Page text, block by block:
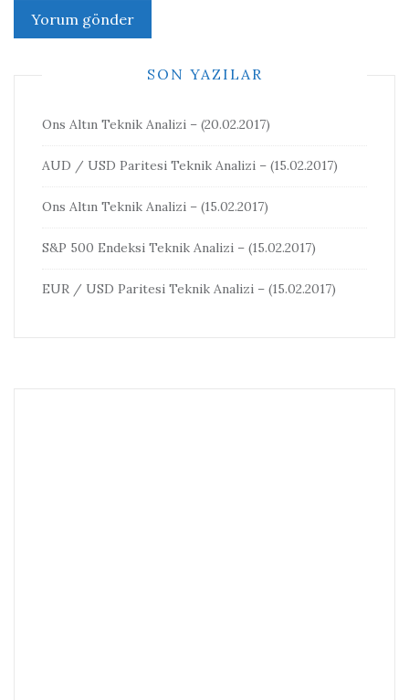
SON YAZILAR
Ons Altın Teknik Analizi – (20.02.2017)
AUD / USD Paritesi Teknik Analizi – (15.02.2017)
Ons Altın Teknik Analizi – (15.02.2017)
S&P 500 Endeksi Teknik Analizi – (15.02.2017)
EUR / USD Paritesi Teknik Analizi – (15.02.2017)